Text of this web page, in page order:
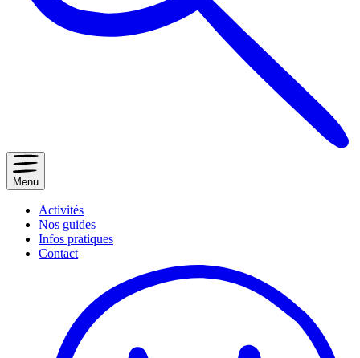
Menu
Activités
Nos guides
Infos pratiques
Contact